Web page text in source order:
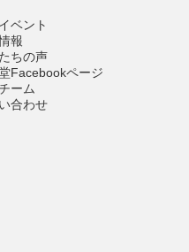
ベント
報
ちの声
Facebookページ
ーム
合わせ